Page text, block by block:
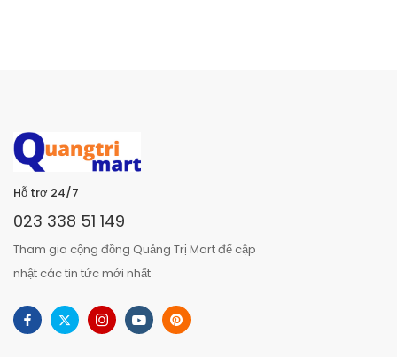
Hỗ trợ 24/7
023 338 51 149
Tham gia cộng đồng Quảng Trị Mart để cập
nhật các tin tức mới nhất